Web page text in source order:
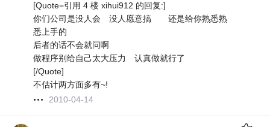
[Quote=引用 4 楼 xihui912 的回复:]
你们公司是没人会 没人愿意搞 还是给你熟悉熟
悉上手的
后者的话不会就问啊
做程序别给自己太大压力 认真做就行了
[/Quote]
不估计两方面多有~!
2010-04-14